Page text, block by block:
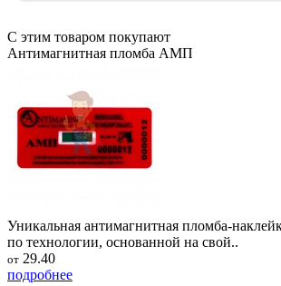
С этим товаром покупают
Антимагнитная пломба АМП
Уникальная антимагнитная пломба-
по технологии, основанной на свой..
от 29.40
подробнее